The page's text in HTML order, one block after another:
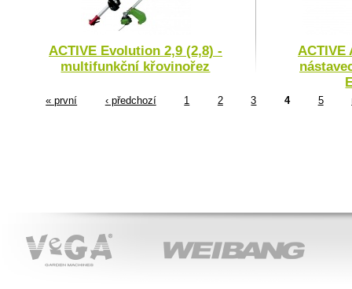
ACTIVE Evolution 2,9 (2,8) -
multifunkční křovinořez
ACTIVE
« první ‹ předchozí 1 2 3 4 5